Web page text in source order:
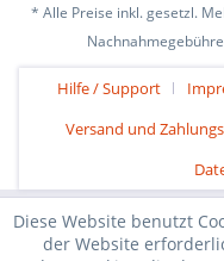
* Alle Preise inkl. gesetzl.
Hilfe / Support
Versand und
Diese Website benutzt
der Website